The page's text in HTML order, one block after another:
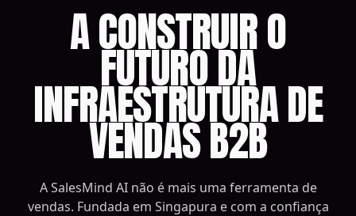
A CONSTRUIR O
FUTURO DA
INFRAESTRUTURA DE
VENDAS B2B
A SalesMind AI não é mais uma ferramenta de
vendas. Fundada em Singapura e com a confiança